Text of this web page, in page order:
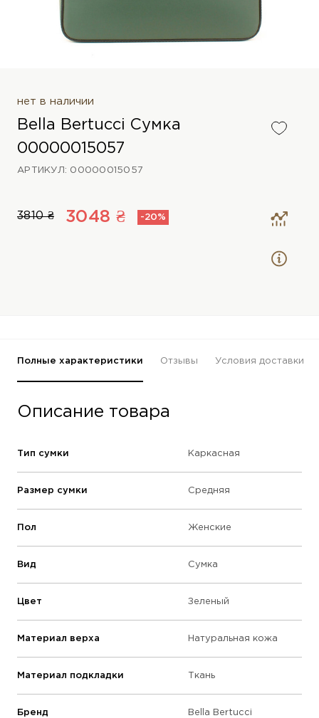
нет в наличии
Bella Bertucci Сумка
00000015057
АРТИКУЛ: 00000015057
3810 ₴ 3048 ₴ -20%
Полные характеристики Отзывы Условия доставки
Описание товара
Тип сумки Каркасная
Размер сумки Средняя
Пол Женские
Вид Сумка
Цвет Зеленый
Материал верха Натуральная кожа
Материал подкладки Ткань
Бренд Bella Bertucci